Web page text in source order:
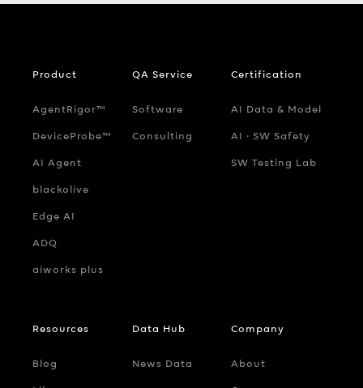
Product
AgentRigor™
DeviceProbe™
AI Agent
blackolive
Edge AI
ADQ
aiworks plus
QA Service
Software
Consulting
Certification
AI Data & Model
AI ‧ SW Safety
SW Testing Lab
Resources
Blog
Data Hub
News Data
Company
About